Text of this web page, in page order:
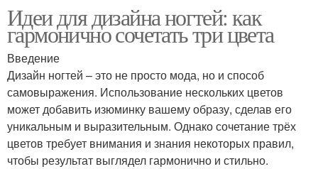
Идеи для дизайна ногтей: как
гармонично сочетать три цвета
Введение
Дизайн ногтей – это не просто мода, но и способ
самовыражения. Использование нескольких цветов
может добавить изюминку вашему образу, сделав его
уникальным и выразительным. Однако сочетание трёх
цветов требует внимания и знания некоторых правил,
чтобы результат выглядел гармонично и стильно.